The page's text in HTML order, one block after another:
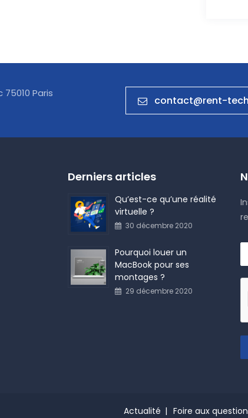
75010 Paris
contact@rent-
Derniers articles
Qu’est-ce qu’une réalité
virtuelle ?
30 décembre 2020
Pourquoi louer un
MacBook pour ses
montages ?
29 décembre 2020
Actualité Foire aux